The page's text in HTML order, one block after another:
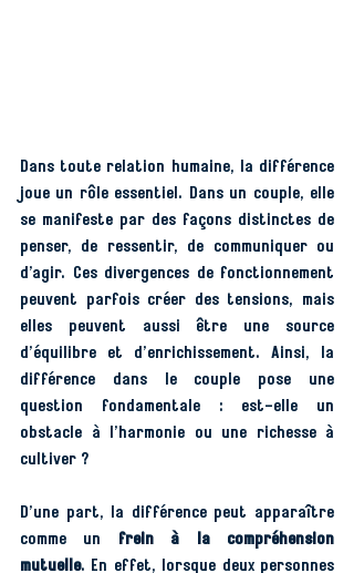
Dans toute relation humaine, la différence
joue un rôle essentiel. Dans un couple, elle
se manifeste par des façons distinctes de
penser, de ressentir, de communiquer ou
d’agir. Ces divergences de fonctionnement
peuvent parfois créer des tensions, mais
elles peuvent aussi être une source
d’équilibre et d’enrichissement. Ainsi, la
différence dans le couple pose une
question fondamentale : est-elle un
obstacle à l’harmonie ou une richesse à
cultiver ?
D’une part, la différence peut apparaître
comme un frein à la compréhension
mutuelle. En effet, lorsque deux personnes